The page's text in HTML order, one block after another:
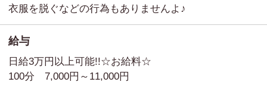
衣服を脱ぐなどの行為もありませんよ♪
給与
日給3万円以上可能!!☆お給料☆
100分 7,000円～11,000円